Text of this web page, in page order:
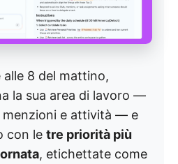
8 del mattino,
la sua area di lavoro —
menzioni e attività — e
con le tre priorità più
, etichettate come